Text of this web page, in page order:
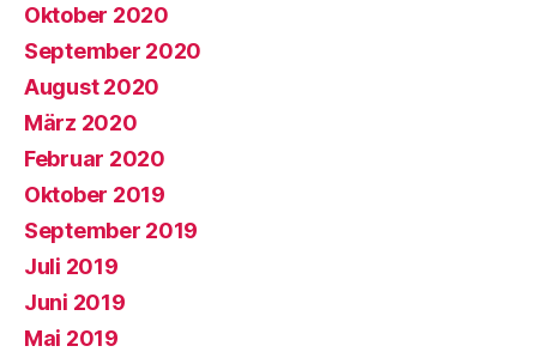
Oktober 2020
September 2020
August 2020
März 2020
Februar 2020
Oktober 2019
September 2019
Juli 2019
Juni 2019
Mai 2019